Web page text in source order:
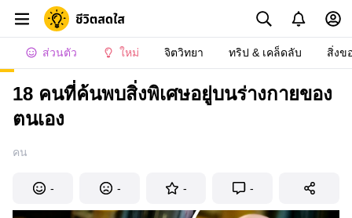
ส่วนตัว ใหม่ จิตวิทยา ทริป & เคล็ดลับ สิ่งข
18 คนที่ค้นพบสิ่งพิเศษอยู่บนร่างกายของ
ตนเอง
คน
- - - -